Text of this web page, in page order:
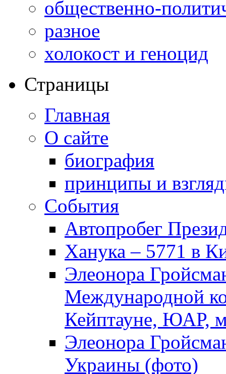
общественно-
разное
холокост и геноцид
Страницы
Главная
О сайте
биография
принципы и
События
Автопробег
Ханука – 5771 в
Элеонора
Международной
Кейптауне, ЮАР,
Элеонора
Украины (фото)